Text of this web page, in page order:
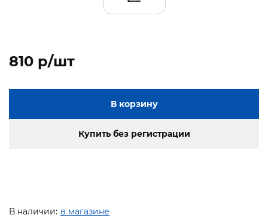
810 p/шт
В корзину
Купить без регистрации
В наличии: в магазине